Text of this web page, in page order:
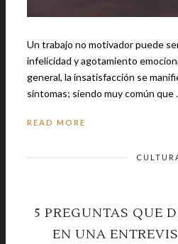
Un trabajo no motivador puede
infelicidad y agotamiento emocional
general, la insatisfacción se
síntomas; siendo muy común que
READ MORE
5 PREGUNTAS QUE
EN UNA